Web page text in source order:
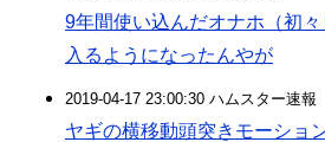
9年間使い込んだオナホ（初
入るようになったんやが
2019-04-17 23:00:30 ハムスター速報
ヤギの横移動頭突きモーショ